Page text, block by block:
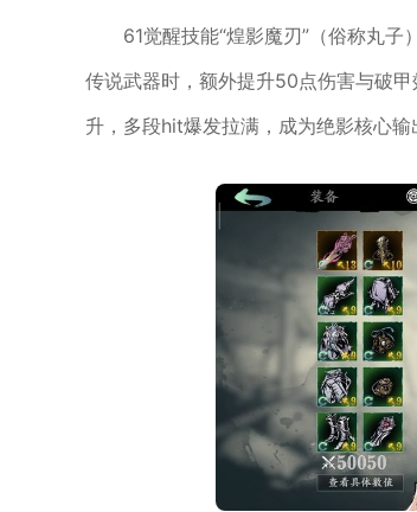
61觉醒技能“煌影魔刃”（俗称丸
传说武器时，额外提升50点伤害与破
升，多段hit爆发拉满，成为绝影核心输